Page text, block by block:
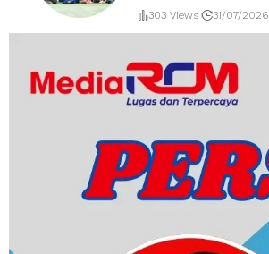
303 Views 31/07/2026